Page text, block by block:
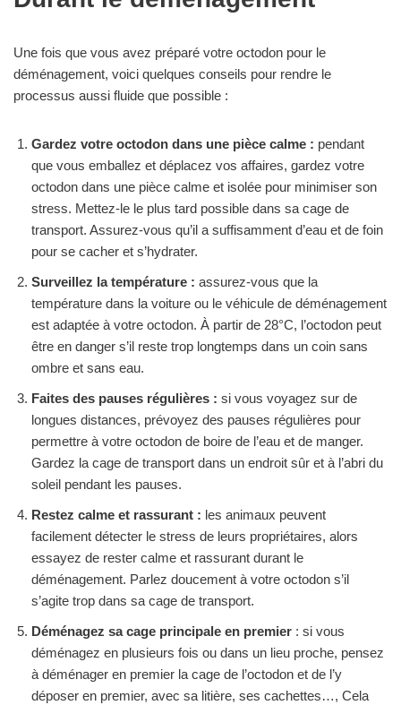
Une fois que vous avez préparé votre octodon pour le
déménagement, voici quelques conseils pour rendre le
processus aussi fluide que possible :
Gardez votre octodon dans une pièce calme : pendant
que vous emballez et déplacez vos affaires, gardez votre
octodon dans une pièce calme et isolée pour minimiser son
stress. Mettez-le le plus tard possible dans sa cage de
transport. Assurez-vous qu’il a suffisamment d’eau et de foin
pour se cacher et s’hydrater.
Surveillez la température : assurez-vous que la
température dans la voiture ou le véhicule de déménagement
est adaptée à votre octodon. À partir de 28°C, l’octodon peut
être en danger s’il reste trop longtemps dans un coin sans
ombre et sans eau.
Faites des pauses régulières : si vous voyagez sur de
longues distances, prévoyez des pauses régulières pour
permettre à votre octodon de boire de l’eau et de manger.
Gardez la cage de transport dans un endroit sûr et à l’abri du
soleil pendant les pauses.
Restez calme et rassurant : les animaux peuvent
facilement détecter le stress de leurs propriétaires, alors
essayez de rester calme et rassurant durant le
déménagement. Parlez doucement à votre octodon s’il
s’agite trop dans sa cage de transport.
Déménagez sa cage principale en premier : si vous
déménagez en plusieurs fois ou dans un lieu proche, pensez
à déménager en premier la cage de l’octodon et de l’y
déposer en premier, avec sa litière, ses cachettes…, Cela